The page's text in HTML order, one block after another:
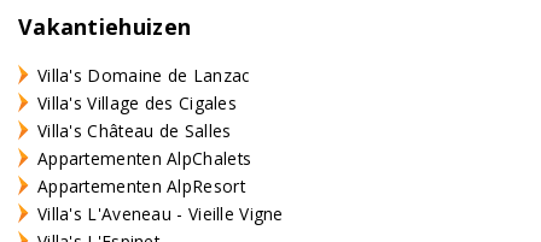
Vakantiehuizen
Villa's Domaine de Lanzac
Villa's Village des Cigales
Villa's Château de Salles
Appartementen AlpChalets
Appartementen AlpResort
Villa's L'Aveneau - Vieille Vigne